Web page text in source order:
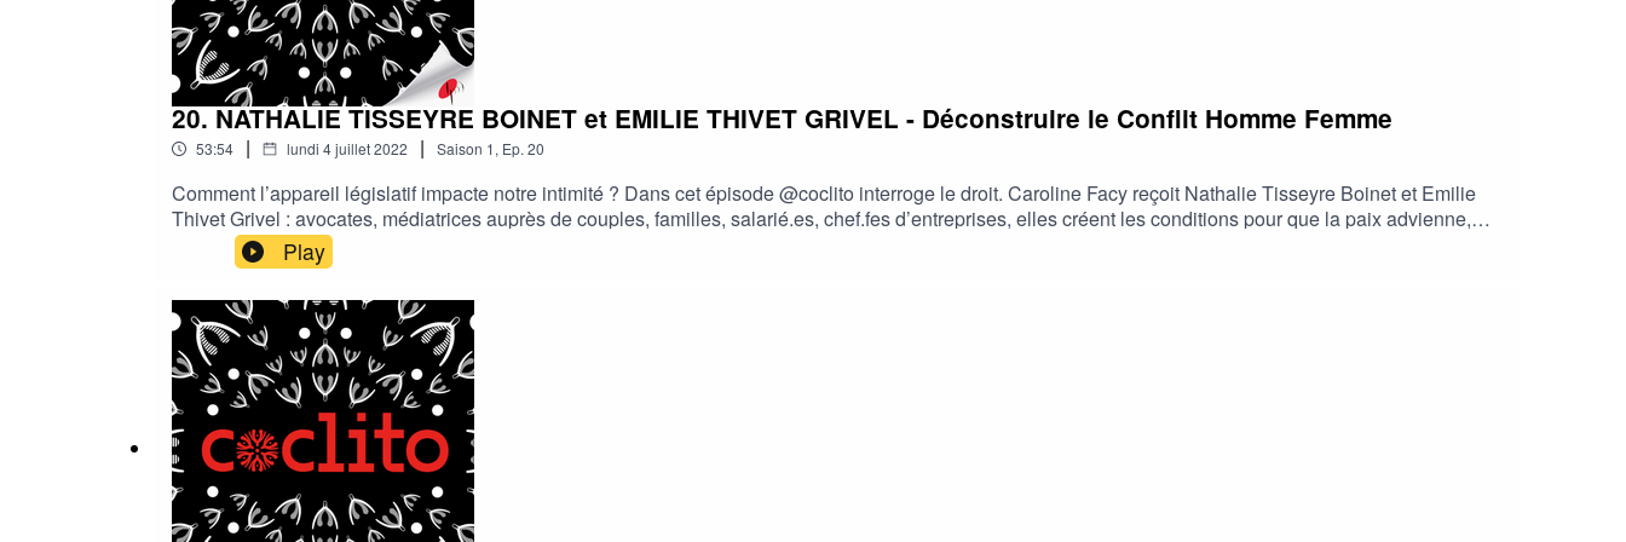
20. NATHALIE TISSEYRE BOINET et EMILIE THIVET GRIVEL - Déconstruire le Conflit Homme Femme
53:54 | lundi 4 juillet 2022 | Saison 1, Ep. 20
Comment l’appareil législatif impacte notre intimité ? Dans cet épisode @coclito interroge le droit. Caroline Facy reçoit Nathalie Tisseyre Boinet et Emilie
Thivet Grivel : avocates, médiatrices auprès de couples, familles, salarié.es, chef.fes d’entreprises, elles créent les conditions pour que la paix advienne,
même en cas de conflit complexe. Elles s’attèlent à ce qu’il faut transformer depuis nos lois pour soutenir émancipation et coopération symétrique entre les
femmes et les hommes. Elles partagent au plus proche de la réalité ce qui peut être mis en place pour déconstruire le conflit entre les hommes et les
femmes : instaurer et cultiver un dialogue assertif et authentique dès l’amont de la rencontre, bousculer la loi. Elles posent les jalons de nouvelles pratiques
de leur profession avec “l’avocat anti dot”, l’avocat qui oeuvre pour la paix des sexes et l’altérité entre les femmes et les hommes dans toutes les sphères de
la vie.NPM7Hm0gjOvCHEkOwcpY
Play